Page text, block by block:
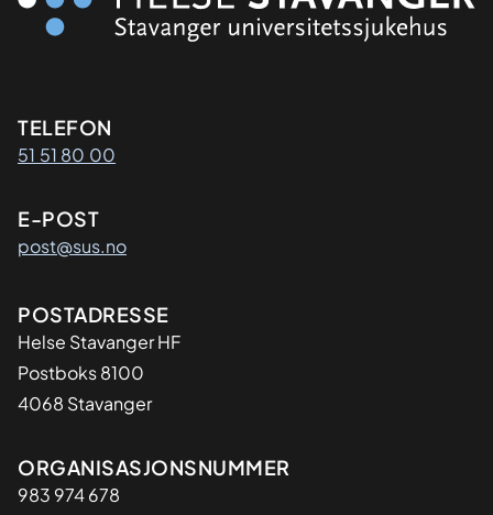
Kontaktinformasjon
TELEFON
51 51 80 00
E-POST
post@sus.no
Adresse
POSTADRESSE
Helse Stavanger HF
Postboks 8100
4068 Stavanger
Organisasjon
ORGANISASJONSNUMMER
983 974 678